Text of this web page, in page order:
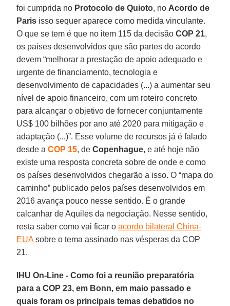
foi cumprida no Protocolo de Quioto, no Acordo de
Paris isso sequer aparece como medida vinculante.
O que se tem é que no item 115 da decisãoCOP 21,
os países desenvolvidos que são partes do acordo
devem “melhorar a prestação de apoio adequado e
urgente de financiamento, tecnologia e
desenvolvimento de capacidades (...) a aumentar seu
nível de apoio financeiro, com um roteiro concreto
para alcançar o objetivo de fornecer conjuntamente
US$ 100 bilhões por ano até 2020 para mitigação e
adaptação (...)”. Esse volume de recursos já é falado
desde aCOP 15, deCopenhague, e até hoje não
existe uma resposta concreta sobre de onde e como
os países desenvolvidos chegarão a isso. O “mapa do
caminho” publicado pelos países desenvolvidos em
2016 avança pouco nesse sentido. É o grande
calcanhar de Aquiles da negociação. Nesse sentido,
resta saber como vai ficar oacordo bilateral China-
EUAsobre o tema assinado nas vésperas da COP
21.
IHU On-Line - Como foi a reunião preparatória
para a COP 23, em Bonn, em maio passado e
quais foram os principais temas debatidos no